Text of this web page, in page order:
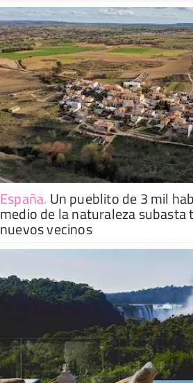
España. Un pueblito de 3 mil
medio de la naturaleza
nuevos vecinos